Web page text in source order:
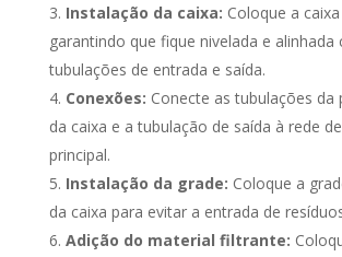
Instalação da caixa: Coloque a
garantindo que fique nivelada e alinhada
tubulações de entrada e saída.
Conexões: Conecte as tubulações da
da caixa e a tubulação de saída à rede
principal.
Instalação da grade: Coloque a
da caixa para evitar a entrada de
Adição do material filtrante: